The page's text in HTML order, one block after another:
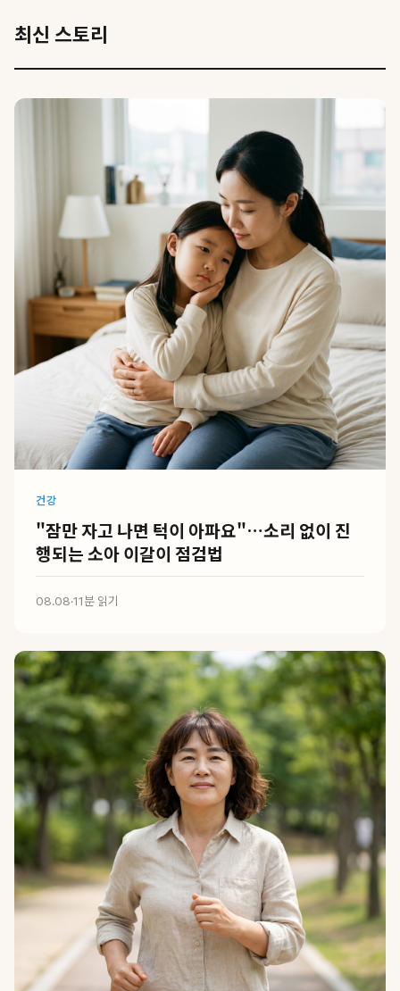
최신 스토리
건강
"잠만 자고 나면 턱이 아파요"…소리 없이 진
행되는 소아 이갈이 점검법
08.08·11분 읽기